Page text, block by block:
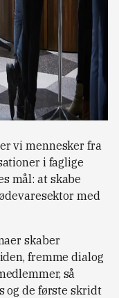
vi mennesker fra
i faglige
mål: at skabe
med
skaber
fremme dialog
så
og de første skridt